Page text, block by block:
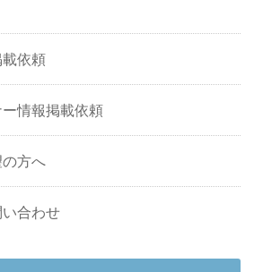
依頼
情報掲載依頼
方へ
合わせ